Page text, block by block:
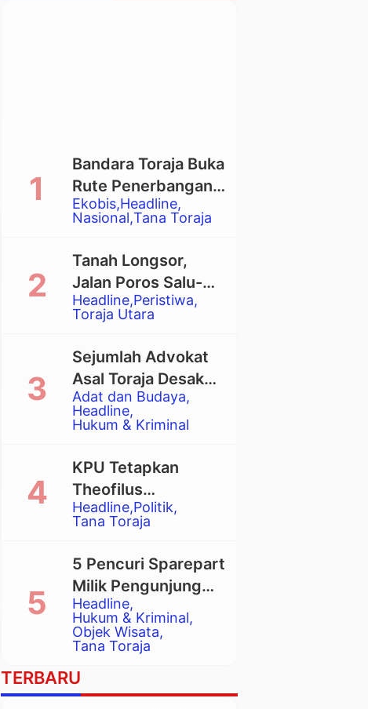
Ekobis Headline
Nasional Tana Toraja
Bandara Toraja Buka
Rute Penerbangan
Langsung Toraja-
Balikpapan
Headline Peristiwa
Toraja Utara
Tanah Longsor,
Jalan Poros Salu-
Dende’ Tertutup
Total
Adat dan Budaya
Headline
Hukum & Kriminal
Sejumlah Advokat
Asal Toraja Desak
Mahkamah Agung
Larang Penggunaan
Eksekusi Rumah
Adat Tongkonan
Headline Politik
Tana Toraja
KPU Tetapkan
Theofilus
Allorerung dan
Zadrak Tombe
sebagai Bupati dan
Wakil Bupati Tana
Toraja Terpilih
Headline
Hukum & Kriminal
Objek Wisata
Tana Toraja
5 Pencuri Sparepart
Milik Pengunjung
Objek Wisata
Pango-Pango
Ditangkap Polisi
TERBARU